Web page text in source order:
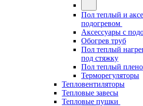
Пол теплый и
подогревом
Аксессуары с
Обогрев труб
Пол теплый
под стяжку
Пол теплый
Терморегуляторы
Тепловентиляторы
Тепловые завесы
Тепловые пушки